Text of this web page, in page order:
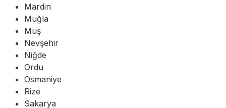
Mardin
Muğla
Muş
Nevşehir
Niğde
Ordu
Osmaniye
Rize
Sakarya